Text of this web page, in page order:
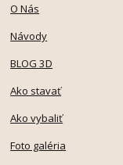
O Nás
Návody
BLOG 3D
Ako stavať
Ako vybaliť
Foto galéria